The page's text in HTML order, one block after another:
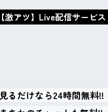
oxMISAox
【激アツ】Live配信サービス
見るだけなら24時間無料!!